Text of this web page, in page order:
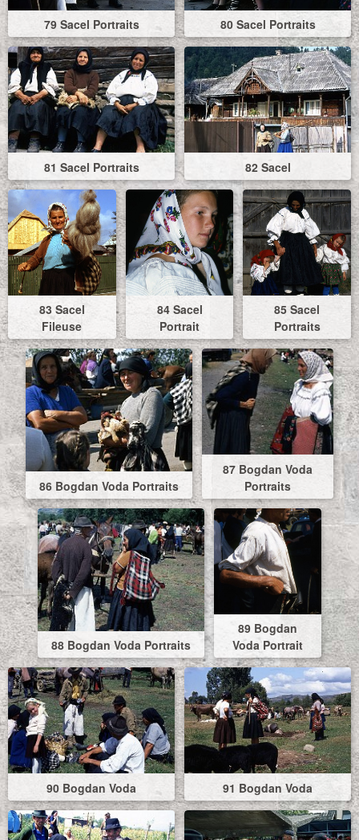
79 Sacel Portraits 80 Sacel Portraits
81 Sacel Portraits 82 Sacel
83 Sacel
Fileuse
84 Sacel
Portrait
85 Sacel
Portraits
86 Bogdan Voda Portraits
87 Bogdan Voda
Portraits
88 Bogdan Voda Portraits
89 Bogdan
Voda Portrait
90 Bogdan Voda 91 Bogdan Voda